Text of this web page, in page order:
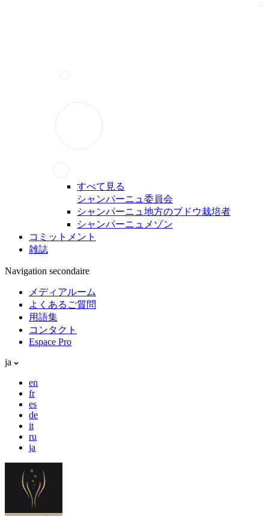
すべて見る
シャンパーニュ委員会
シャンパーニュ地方のブドウ栽培者
シャンパーニュメゾン
コミットメント
雑誌
Navigation secondaire
メディアルーム
よくあるご質問
用語集
コンタクト
Espace Pro
ja
en
fr
es
de
it
ru
ja